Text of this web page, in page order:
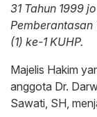
31 Tahun 1999
(1) ke-1 KUHP.
Majelis Hakim
anggota Dr.
Sawati, SH,